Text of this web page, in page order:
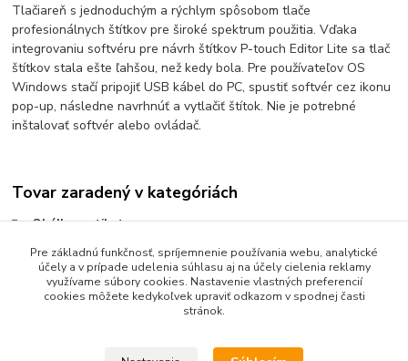
Tlačiareň s jednoduchým a rýchlym spôsobom tlače
profesionálnych štítkov pre široké spektrum použitia. Vďaka
integrovaniu softvéru pre návrh štítkov P-touch Editor Lite sa tlač
štítkov stala ešte ľahšou, než kedy bola. Pre používateľov OS
Windows stačí pripojiť USB kábel do PC, spustiť softvér cez ikonu
pop-up, následne navrhnúť a vytlačiť štítok. Nie je potrebné
inštalovať softvér alebo ovládač.
Tovar zaradený v kategóriách
Obálky a etikety
Etiketovací systém Brother
tlačiarne etikiet Brother
Pre základnú funkčnosť, spríjemnenie používania webu, analytické
účely a v prípade udelenia súhlasu aj na účely cielenia reklamy
využívame súbory cookies. Nastavenie vlastných preferencií
cookies môžete kedykoľvek upraviť odkazom v spodnej časti
stránok.